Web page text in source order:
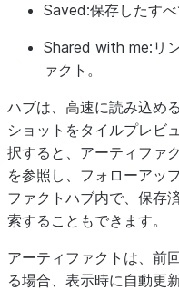
Saved:保存したす
Shared with me:リ
ァクト。
ハブは、高速に読み込め
ショットをタイルプレビ
択すると、アーティファ
を参照し、フォローアッ
ファクトハブ内で、保存
索することもできます。
アーティファクトは、前
る場合、表示時に自動更